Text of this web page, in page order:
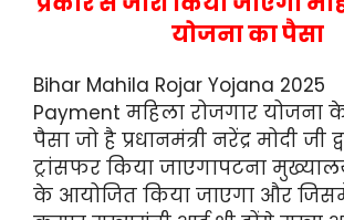
योजना का पैसा
Bihar Mahila Rojar Yojana 2025
Payment महिला रोजगार योजना
पैसा जो है प्रधानमंत्री नरेंद्र मोदी जी
ट्रांसफर किया जाएगापटना
के आयोजित किया जाएगा और